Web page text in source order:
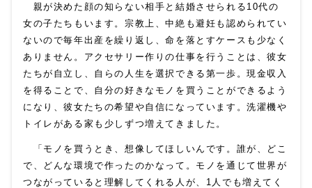
親が決めた顔の知らない相手と結婚させられる 10代の
女の子たちもいます。宗教上、中絶も避妊も認められてい
ないので毎年出産を繰り返し、命を落とすケースも少なく
ありません。アクセサリー作りの仕事を行うことは、彼女
たちが自立し、自らの人生を選択できる第一歩。現金収入
を得ることで、自分の好きなモノを買うことができるよう
になり、彼女たちの希望や自信になっています。洗濯機や
トイレがある 家も少しずつ増えてきました。
「モノを買うとき、想像してほしいんです。誰が、どこ
で、どんな環境で作ったのかなって。モノを通じて世界が
つながっていると理解してくれる人が、 1 人でも増えてく